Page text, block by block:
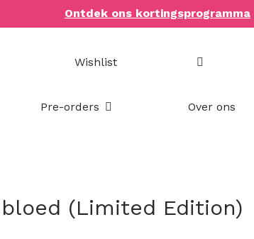
Ontdek ons kortingsprogramma
Wishlist
items & cadeaus
Pre-orders Open Pre-ordersOver ons
(Limited Edition)